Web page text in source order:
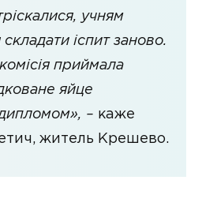
учням
іспит заново.
приймала
яйце
– каже
житель Крешево.